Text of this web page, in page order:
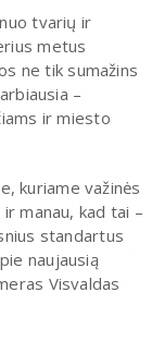
tvarių ir
metus
ne tik sumažins
–
ir miesto
kuriame važinės
manau, kad tai –
standartus
naujausią
Visvaldas